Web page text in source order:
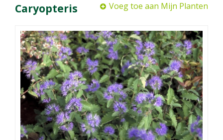
Caryopteris Voeg toe aan Mijn Planten